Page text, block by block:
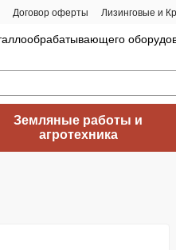
Договор оферты Лизинговые и
Земляные работы и
агротехника